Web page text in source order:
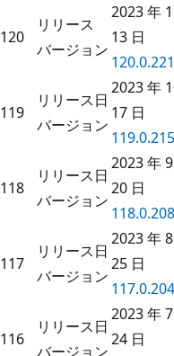
120
リリース
バージョン
2023 年
13 日
119
リリース日
バージョン
2023 年
17 日
118
リリース日
バージョン
2023 年
20 日
117
リリース日
バージョン
2023 年
25 日
116
リリース日
バージョン
2023 年
24 日